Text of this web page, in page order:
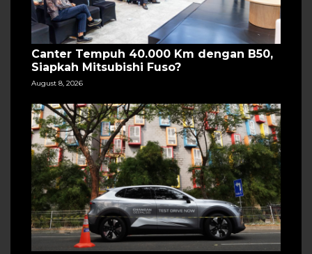
Canter Tempuh 40.000 Km dengan B50,
Siapkah Mitsubishi Fuso?
August 8, 2026